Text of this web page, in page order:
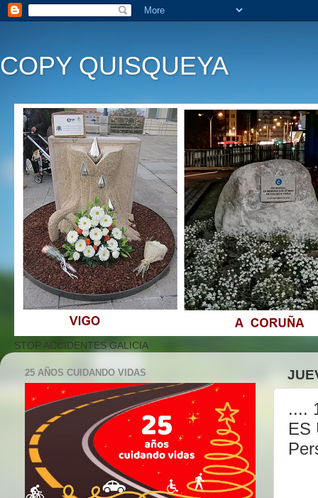
COPY QUISQUEYA
STOP ACCIDENTES GALICIA
....
ES
25 AÑOS CUIDANDO VIDAS